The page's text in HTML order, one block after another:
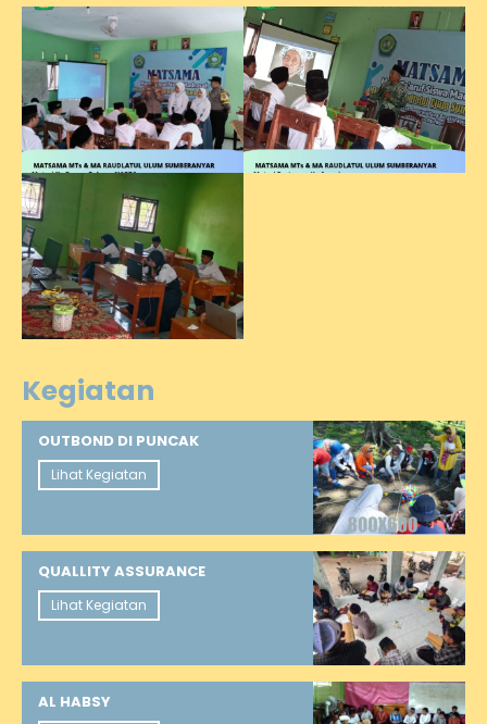
Kegiatan
OUTBOND DI PUNCAK
Lihat Kegiatan
QUALLITY ASSURANCE
Lihat Kegiatan
AL HABSY